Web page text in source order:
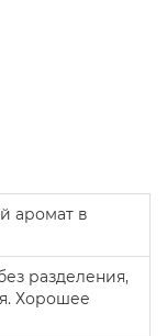
аромат в
разделения,
Хорошее